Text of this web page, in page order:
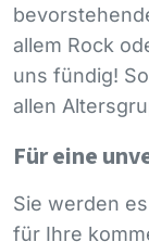
allem Rock
uns fündig!
allen
Für eine
Sie werden
für Ihre